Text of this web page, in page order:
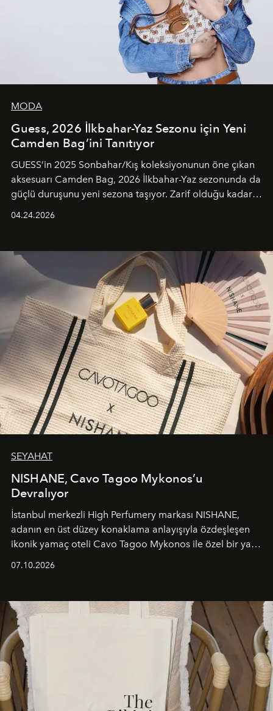
MODA
Guess, 2026 İlkbahar-Yaz Sezonu için Yeni
Camden Bag’ini Tanıtıyor
GUESS’in 2025 Sonbahar/Kış koleksiyonunun öne çıkan
aksesuarı Camden Bag, 2026 İlkbahar-Yaz sezonunda da
güçlü duruşunu yeni sezona taşıyor. Zarif olduğu kadar
04.24.2026
SEYAHAT
NISHANE, Cavo Tagoo Mykonos’u
Devralıyor
İstanbul merkezli High Perfumery markası NISHANE,
adanın en üst düzey konaklama anlayışıyla özdeşleşen
ikonik yamaç oteli Cavo Tagoo Mykonos ile özel bir yaz
buluşturarak markanın Cavo Tagoo’daki varlığını
sürükleyici ve mevsime özel bir deneyime dönüştürüyor.
07.10.2026